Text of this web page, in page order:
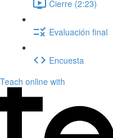
Cierre (2:23)
Evaluación final
Encuesta
Teach online with